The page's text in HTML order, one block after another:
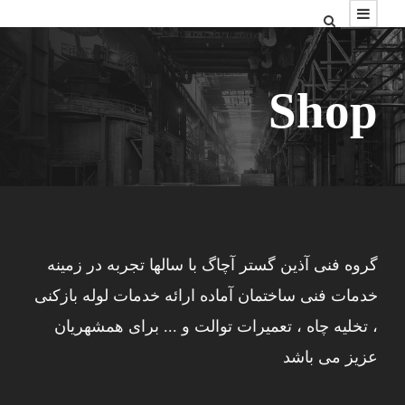
Shop
گروه فنی آذین گستر آچاگ با سالها تجربه در زمینه
خدمات فنی ساختمان آماده ارائه خدمات لوله بازکنی
، تخلیه چاه ، تعمیرات توالت و ... برای همشهریان
عزیز می باشد